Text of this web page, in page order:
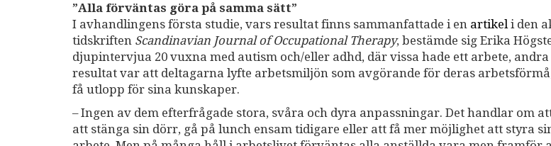
”Alla förväntas göra på samma sätt”
I avhandlingens första studie, vars resultat finns sammanfattade i en artikeli den
tidskriften Scandinavian Journal of Occupational Therapy, bestämde sig Erika
djupintervjua 20 vuxna med autism och/eller adhd, där vissa hade ett arbete,
resultat var att deltagarna lyfte arbetsmiljön som avgörande för deras
få utlopp för sina kunskaper.
– Ingen av dem efterfrågade stora, svåra och dyra anpassningar. Det handlar om
att stänga sin dörr, gå på lunch ensam tidigare eller att få mer möjlighet att styra